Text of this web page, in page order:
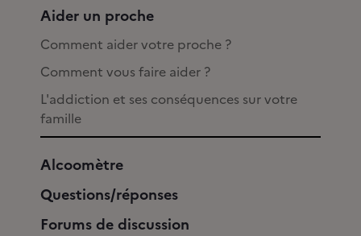
Aider un proche
Comment aider votre proche ?
Comment vous faire aider ?
L'addiction et ses conséquences sur votre
famille
Alcoomètre
Questions/réponses
Forums de discussion